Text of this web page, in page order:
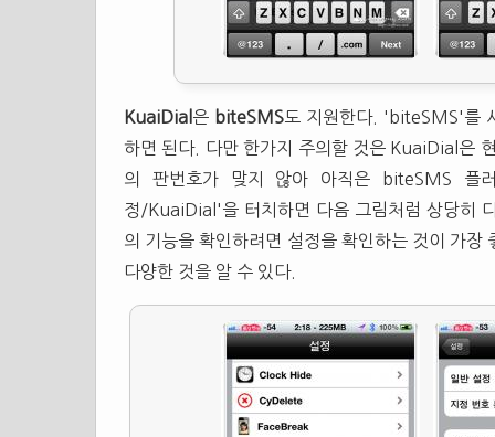
KuaiDial 은 biteSMS도 지원한다. 'biteSMS'를
하면 된다. 다만 한가지 주의할 것은 KuaiDial
의 판번호가 맞지 않아 아직은 biteSMS 플
정/KuaiDial'을 터치하면 다음 그림처럼 상당히
의 기능을 확인하려면 설정을 확인하는 것이 가
다양한 것을 알 수 있다.